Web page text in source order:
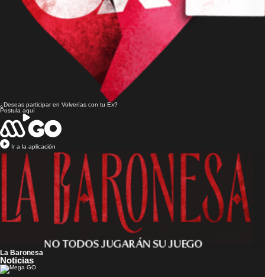
¿Deseas participar en Volverías con tu Ex?
Postula aquí
Ir a la aplicación
La Baronesa
Noticias